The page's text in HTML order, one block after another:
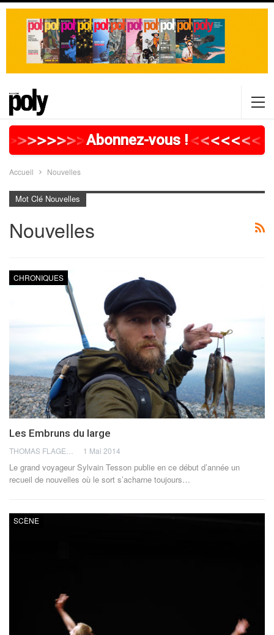
>>>>>>>>>>>>>>>>>
Abonnez-vous !<<<<<<<
Accueil Nouvelles
Mot Clé Nouvelles
Nouvelles
CHRONIQUES
Les Embruns du large
1 Mai 2014
Le grand voyageur Sylvain Tesson publie en ce début d’année un
recueil de nouvelles où le sort s’acharne toujours…
SCÈNE